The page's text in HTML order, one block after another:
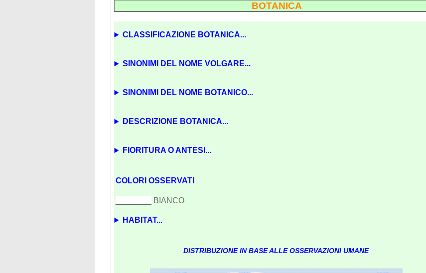
BOTANICA
CLASSIFICAZIONE BOTANICA...
SINONIMI DEL NOME VOLGARE...
SINONIMI DEL NOME BOTANICO...
DESCRIZIONE BOTANICA...
FIORITURA O ANTESI...
COLORI OSSERVATI
BIANCO
HABITAT...
DISTRIBUZIONE IN BASE ALLE OSSERVAZIONI UMANE